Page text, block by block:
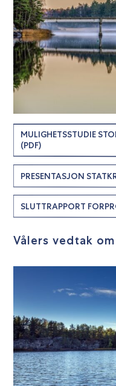
MULIGHETSSTUDIE
(PDF)
PRESENTASJON
SLUTTRAPPORT
Vålers vedtak